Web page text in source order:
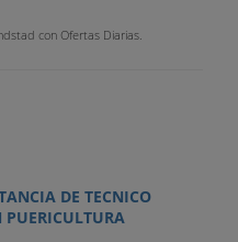
con Ofertas Diarias.
DE TECNICO
PUERICULTURA